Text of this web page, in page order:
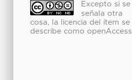
Excepto si se
señala otra
cosa, la licencia del ítem se
describe como openAccess